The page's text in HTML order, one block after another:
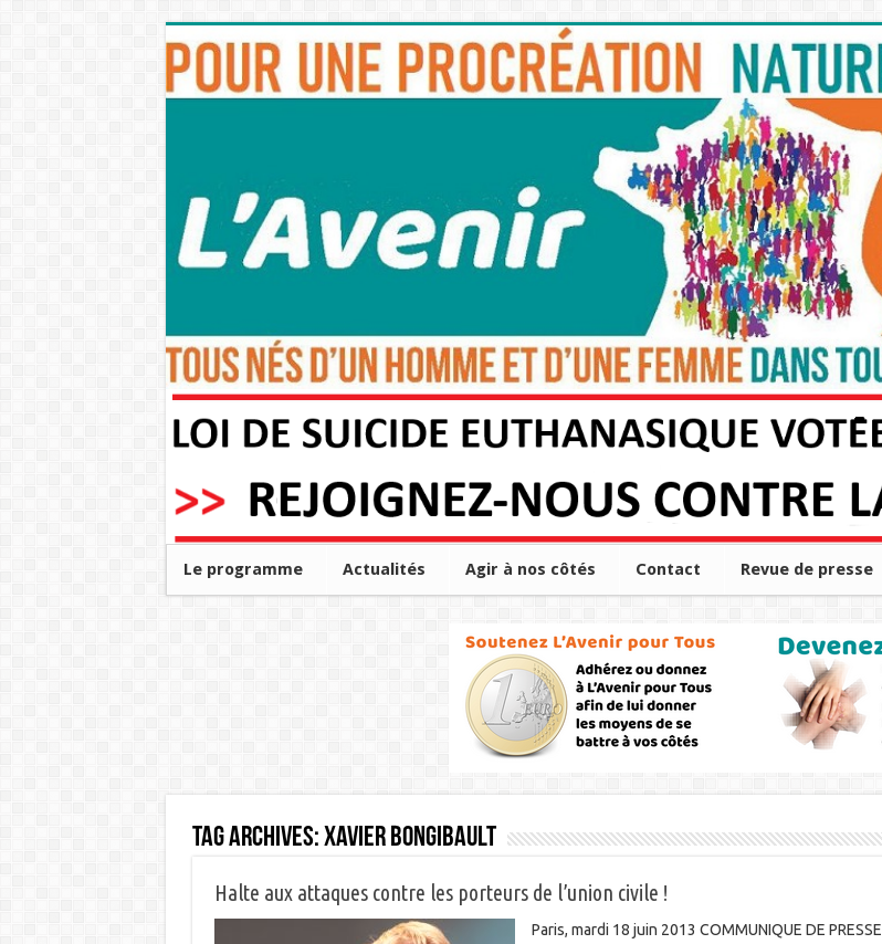
Le programme Actualités Agir à nos côtés Contact Revue de presse
Tag Archives:xavier bongibault
Halte aux attaques contre les porteurs de l’union civile !
Paris, mardi 18 juin 2013 COMMUNIQUE DE PRESSE